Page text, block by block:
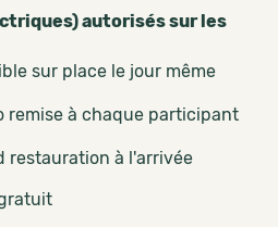
autorisés sur les
sur place le jour même
remise à chaque participant
restauration à l'arrivée